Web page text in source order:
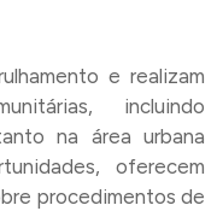
e realizam
incluindo
na área urbana
oferecem
procedimentos de